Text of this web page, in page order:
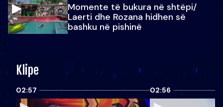
Momente të bukura në shtëpi/
Laerti dhe Rozana hidhen së
bashku në pishinë
Klipe
02:57 02:56